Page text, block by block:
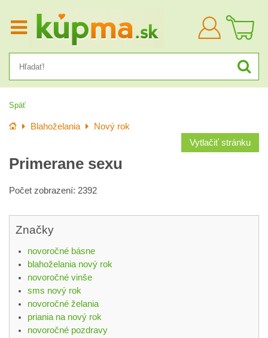
Prihlásiť
sa
Späť
Úvod Blahoželania
Nový rok
Vytlačiť stránku
Primerane sexu
Počet zobrazení: 2392
Značky
novoročné básne
blahoželania nový rok
novoročné vinše
sms nový rok
novoročné želania
priania na nový rok
novoročné pozdravy